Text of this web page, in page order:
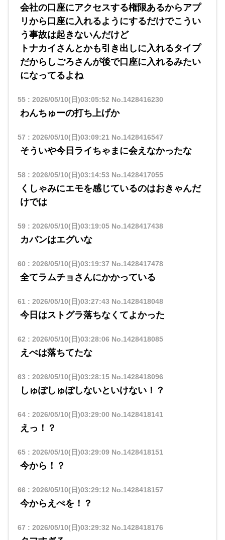
会社の口座にアクセスする権限あるからアプ
リから口座に入れるようにするだけでこうい
う事故は起きないんだけど
トナカイさんとかも引き出しに入れるタイプ
だからしごろさんが後で口座に入れるみたい
になってるよね
55: 2026/05/10(日)03:05:52 No.1428416230
わんちゅーの打ち上げか
57 : 2026/05/10(日)03:09:21No.1428416547
そういや今日ライちゃまに会えなかったな
58: 2026/05/10(日)03:14:53 No.1428417055
くしゃみにエモを感じているのはおきゃんだ
けでは
59: 2026/05/10(日)03:19:05No.1428417438
カバンはエグいな
60 : 2026/05/10(日)03:19:37 No.1428417478
全てラムチョさんにかかっている
61: 2026/05/10(日)03:27:43 No.1428418048
今日はストグラ落ちなくてよかった
62 : 2026/05/10(日)03:28:06 No.1428418085
えぺは落ちてたな
63 : 2026/05/10(日)03:28:15No.1428418096
しゅぽしゅぽしないといけない！？
64: 2026/05/10(日)03:29:00 No.1428418141
えっ！？
65: 2026/05/10(日)03:29:09No.1428418151
今から！？
66 : 2026/05/10(日)03:29:12 No.1428418157
今からえぺを！？
67 : 2026/05/10(日)03:29:32 No.1428418176